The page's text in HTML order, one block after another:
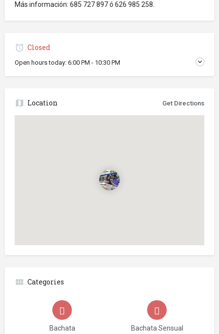
Más información: 685 727 897 ó 626 985 258.
Closed
Open hours today: 6:00 PM - 10:30 PM
Location Get Directions
Categories
Bachata Bachata Sensual